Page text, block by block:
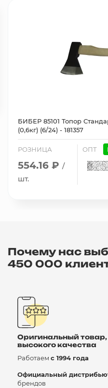
БИБЕР 85101 Топор
(0,6кг) (6/24) - 181357
РОЗНИЦА
554.16 ₽ /
шт.
ОПТ
Почему нас
450 000
Оригинальный товар,
высокого качества
Работаем с 1994 года
Официальный
брендов